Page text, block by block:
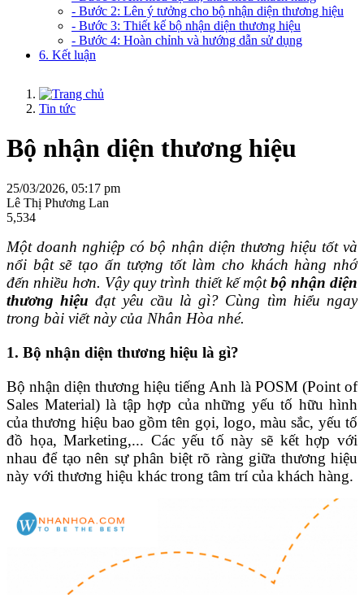
- Bước 2: Lên ý tưởng cho bộ nhận diện thương hiệu
- Bước 3: Thiết kế bộ nhận diện thương hiệu
- Bước 4: Hoàn chỉnh và hướng dẫn sử dụng
6. Kết luận
Tin tức
Bộ nhận diện thương hiệu
25/03/2026, 05:17 pm
Lê Thị Phương Lan
5,534
Một doanh nghiệp có bộ nhận diện thương hiệu tốt và
nổi bật sẽ tạo ấn tượng tốt làm cho khách hàng nhớ
đến nhiều hơn. Vậy quy trình thiết kế mộtbộ nhận diện
thương hiệu đạt yêu cầu là gì? Cùng tìm hiểu ngay
trong bài viết này của Nhân Hòa nhé.
1. Bộ nhận diện thương hiệu là gì?
Bộ nhận diện thương hiệu tiếng Anh là POSM (Point of
Sales Material) là tập hợp của những yếu tố hữu hình
của thương hiệu bao gồm tên gọi, logo, màu sắc, yếu tố
đồ họa, Marketing,... Các yếu tố này sẽ kết hợp với
nhau để tạo nên sự phân biệt rõ ràng giữa thương hiệu
này với thương hiệu khác trong tâm trí của khách hàng.